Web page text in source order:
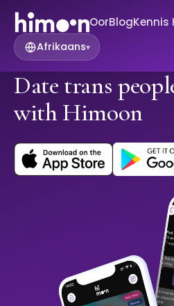
OorBlogKennis
Afrikaans▾
Date trans
with Himoon